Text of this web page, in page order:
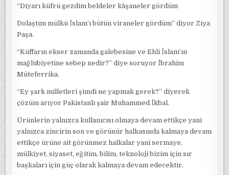
“Diyarı küfrü gezdim beldeler kâşaneler gördüm
Dolaştım mülkü İslam’ı bütün viraneler gördüm” diyor Ziya
Paşa.
“Küffarın ekser zamanda galebesine ve Ehli İslam’ın
mağlubiyetine sebep nedir?” diye soruyor İbrahim
Müteferrika.
“Ey şark milletleri şimdi ne yapmak gerek?” diyerek
çözüm arıyor Pakistanlı şair Muhammed İkbal.
Ürünlerin yalnızca kullanıcısı olmaya devam ettikçe yani
yalnızca zincirin son ve görünür halkasında kalmaya devam
ettikçe ürüne ait görünmez halkalar yani sermaye,
mülkiyet, siyaset, eğitim, bilim, teknoloji bizim için sır
başkaları için güç olarak kalmaya devam edecektir.